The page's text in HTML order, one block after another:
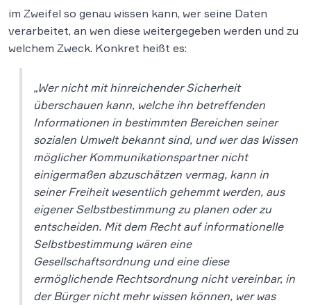
im Zweifel so genau wissen kann, wer seine Daten
verarbeitet, an wen diese weitergegeben werden und zu
welchem Zweck. Konkret heißt es:
„Wer nicht mit hinreichender Sicherheit
überschauen kann, welche ihn betreffenden
Informationen in bestimmten Bereichen seiner
sozialen Umwelt bekannt sind, und wer das Wissen
möglicher Kommunikationspartner nicht
einigermaßen abzuschätzen vermag, kann in
seiner Freiheit wesentlich gehemmt werden, aus
eigener Selbstbestimmung zu planen oder zu
entscheiden. Mit dem Recht auf informationelle
Selbstbestimmung wären eine
Gesellschaftsordnung und eine diese
ermöglichende Rechtsordnung nicht vereinbar, in
der Bürger nicht mehr wissen können, wer was